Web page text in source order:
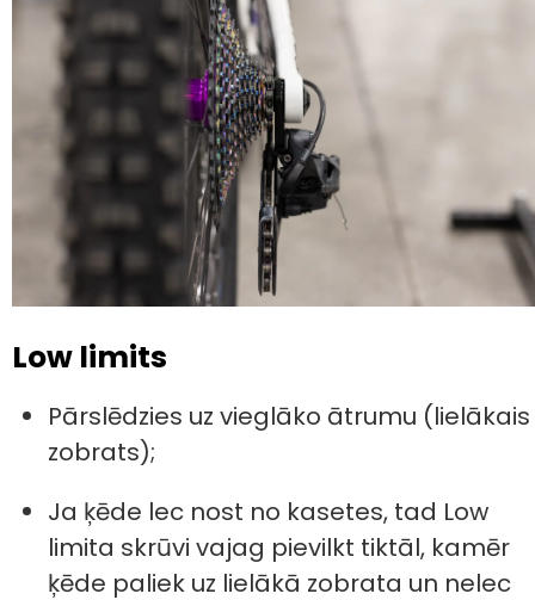
Low limits
Pārslēdzies uz vieglāko ātrumu (lielākais
zobrats);
Ja ķēde lec nost no kasetes, tad Low
limita skrūvi vajag pievilkt tiktāl, kamēr
ķēde paliek uz lielākā zobrata un nelec